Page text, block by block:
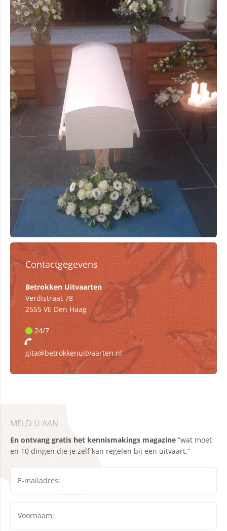
Contactgegevens
Betrokken Uitvaarten
Verdistraat 78
2555 VE Den Haag
24/7
gita@betrokkenuitvaarten.nl
MELD U AAN
En ontvang gratis het kennismakings magazine “wat moet
en 10 dingen die je zelf kan regelen bij een uitvaart.”